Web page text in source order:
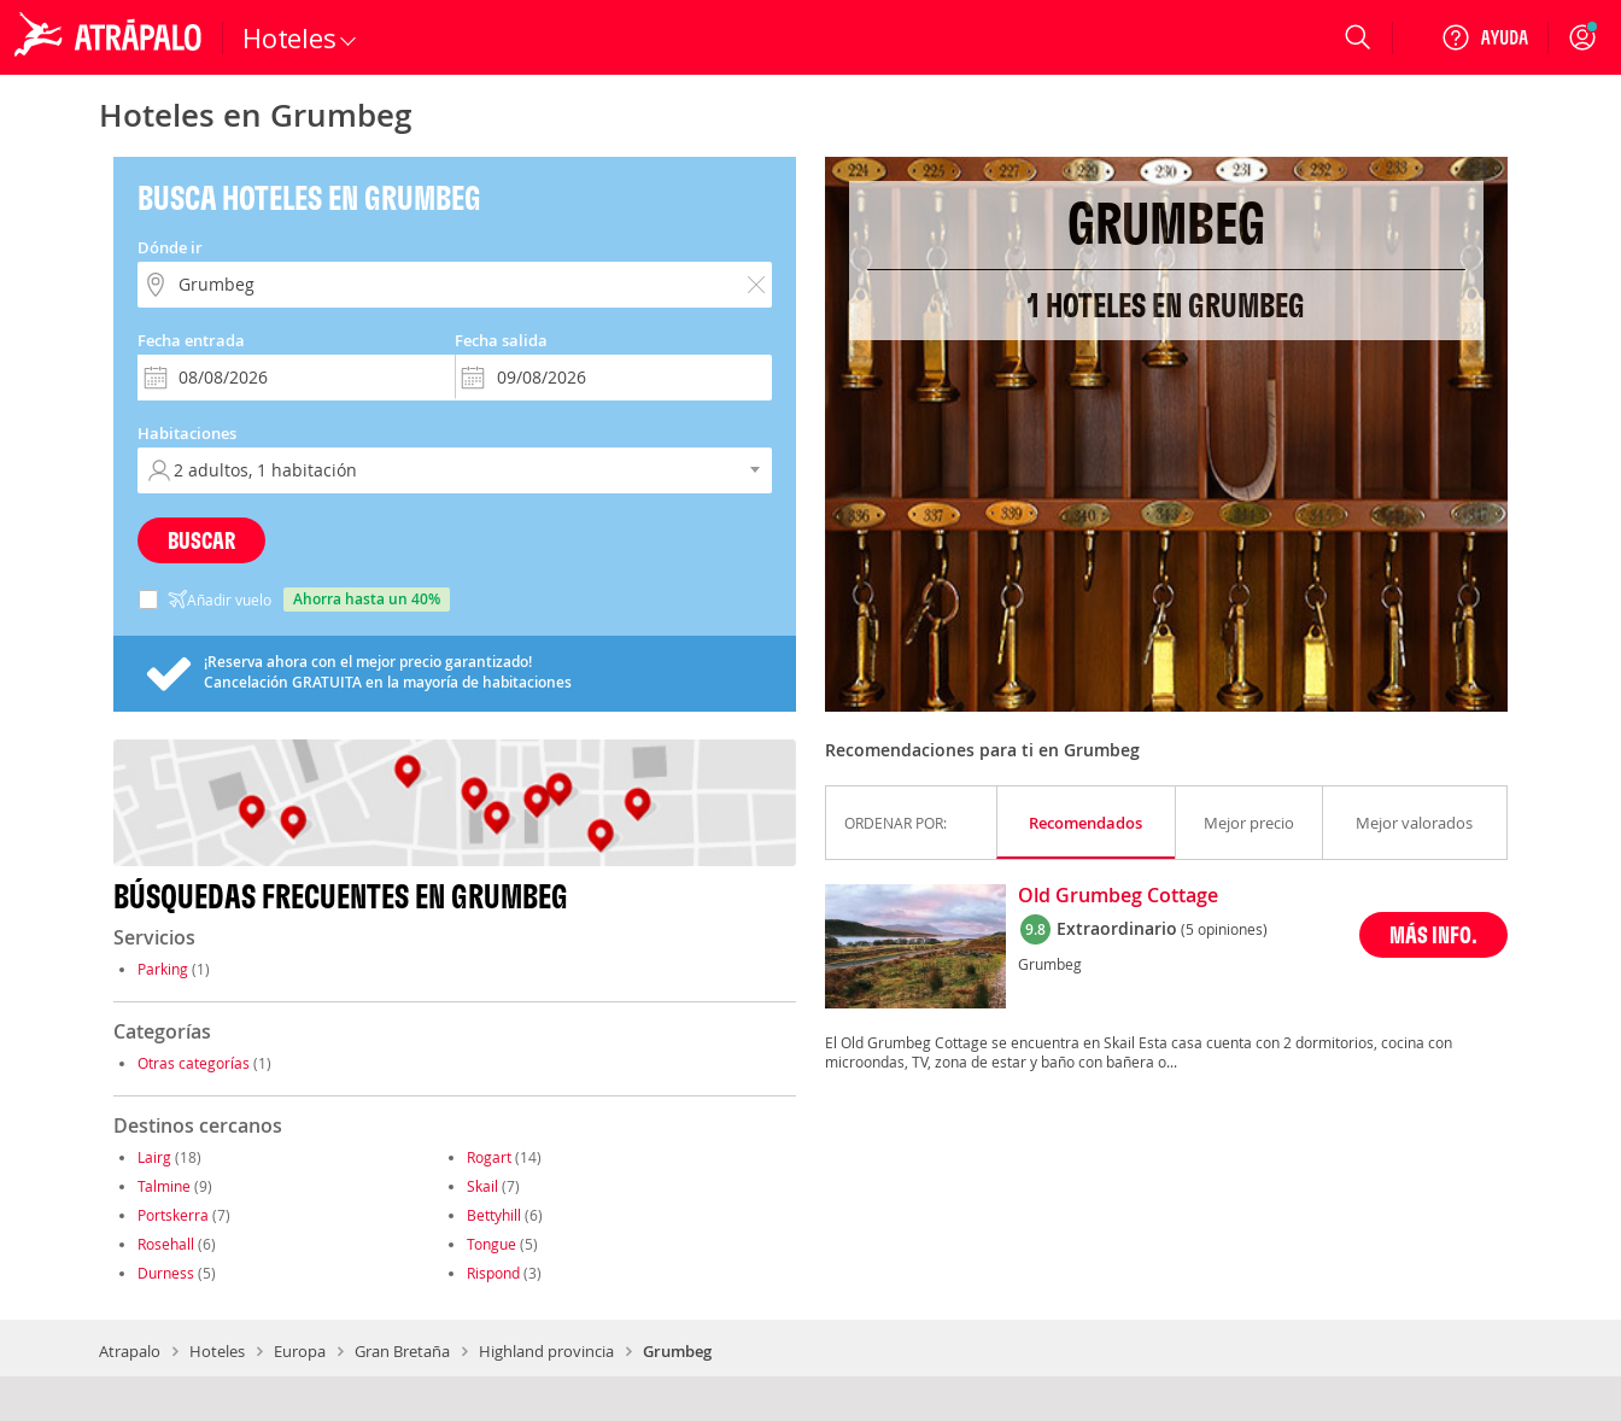
Hoteles Login
Hoteles en Grumbeg
BUSCA HOTELES EN GRUMBEG
Dónde ir
Fecha entrada Fecha salida
Habitaciones
BUSCAR
Añadir vuelo ahorra hasta un 40%
¡Reserva ahora con el mejor precio garantizado!
Cancelación GRATUITAen la mayoría de habitaciones
BÚSQUEDAS FRECUENTES EN GRUMBEG
Servicios
Parking(1)
Categorías
Otras categorías (1)
Destinos cercanos
Lairg(18) Rogart(14)
Talmine(9) Skail (7)
Portskerra (7) Bettyhill (6)
Rosehall (6) Tongue(5)
Durness (5) Rispond(3)
GRUMBEG
1 HOTELES EN GRUMBEG
Recomendaciones para ti en Grumbeg
ORDENAR POR: Recomendados Mejor precio Mejor valorados
Old Grumbeg Cottage
9.8 Extraordinario (5 opiniones)
Grumbeg
MÁS INFO.
El Old Grumbeg Cottage se encuentra en Skail Esta casa cuenta con 2 dormitorios, cocina con
microondas, TV, zona de estar y baño con bañera o...
Atrapalo Hoteles Europa Gran Bretaña Highland provincia Grumbeg